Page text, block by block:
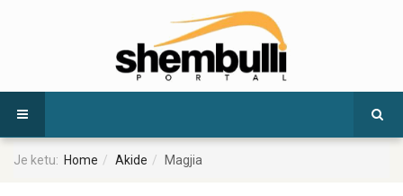
Je ketu: Home Akide Magjia